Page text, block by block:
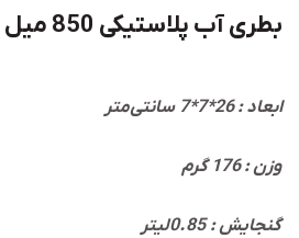
بطری آب پلاستیکی 850 میل
ابعاد : 26*7*7 سانتی‌متر
وزن : 176 گرم
گنجایش : 0.85لیتر